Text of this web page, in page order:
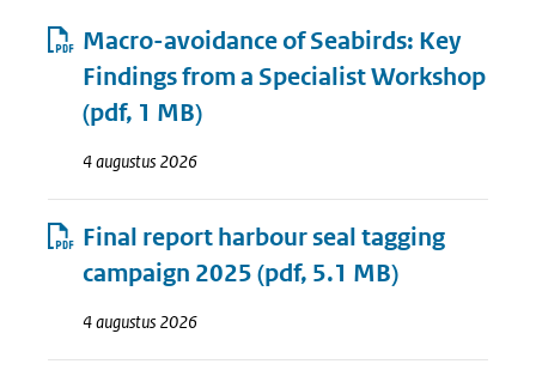
Resultaten
Macro-avoidance of Seabirds: Key
Findings from a Specialist Workshop
(pdf, 1 MB)
4 augustus 2026
Final report harbour seal tagging
campaign 2025 (pdf, 5.1 MB)
4 augustus 2026